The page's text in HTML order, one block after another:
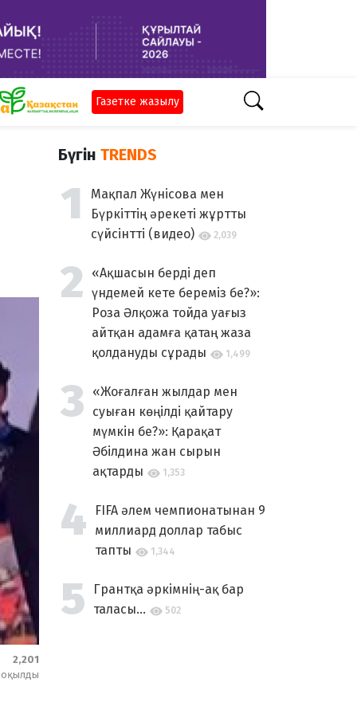
Газетке жазылу
2,201
оқылды
Бүгін TRENDS
Мақпал Жүнісова мен
Бүркіттің әрекеті жұртты
сүйсінтті (видео)
2,039
«Ақшасын берді деп
үндемей кете береміз бе?»:
Роза Әлқожа тойда уағыз
айтқан адамға қатаң жаза
қолдануды сұрады
1,499
«Жоғалған жылдар мен
суыған көңілді қайтару
мүмкін бе?»: Қарақат
Әбілдина жан сырын
ақтарды
1,353
FIFA әлем чемпионатынан 9
миллиард доллар табыс
тапты
1,344
Грантқа әркімнің-ақ бар
таласы...
502